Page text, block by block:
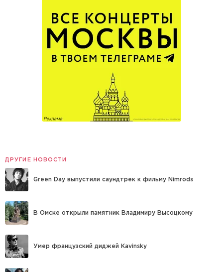
ДРУГИЕ НОВОСТИ
Green Day выпустили саундтрек к фильму Nimrods
В Омске открыли памятник Владимиру Высоцкому
Умер французский диджей Kavinsky